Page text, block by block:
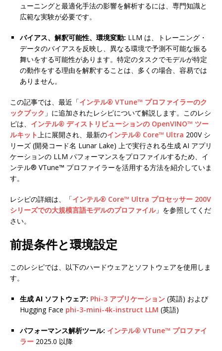
ューニングと最適化手法の影響を解析するには、専門知識と
広範な実験が必要です。
バイアス、解釈可能性、環境変動: LLM は、トレーニング・
データのバイアスを反映し、異なる環境で予測不可能な振る
舞いをする可能性があります。特定のタスクでモデルが特定
の動作をする理由を解釈することは、多くの場合、容易では
ありません。
この記事では、最近「インテル® VTune™ プロファイラーのク
ックブック 」に追加されたレシピについて解説します。このレシ
ピは、 インテル® ディストリビューションの OpenVINO™ ツー
ルキット 上に展開され、最新のインテル® Core™ Ultra 200V シ
リーズ (開発コード名 Lunar Lake) 上で実行される生成 AI アプリ
ケーションの LLM パフォーマンスをプロファイルするため、イ
ンテル® VTune™ プロファイラーを活用する方法を紹介していま
す。
レシピの詳細は、「インテル® Core™ Ultra プロセッサー 200V
シリーズでの大規模言語モデルのプロファイル」を参照してくだ
さい。
前提条件と環境設定
このレシピでは、以下のハードウェアとソフトウェアを使用しま
す。
生成 AI ソフトウェア: Phi-3 アプリケーション (英語) および
Hugging Face phi-3-mini-4k-instruct LLM (英語)
パフォーマンス解析ツール: インテル® VTune™ プロファイ
ラー 2025.0 以降